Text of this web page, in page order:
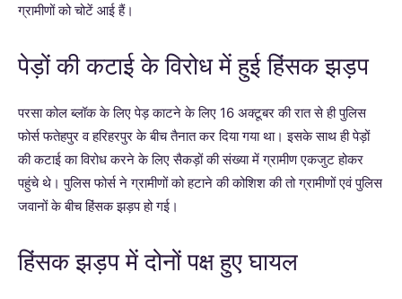
ग्रामीणों को चोटें आई हैं।
पेड़ों की कटाई के विरोध में हुई हिंसक झड़प
परसा कोल ब्लॉक के लिए पेड़ काटने के लिए 16 अक्टूबर की रात से ही पुलिस
फोर्स फतेहपुर व हरिहरपुर के बीच तैनात कर दिया गया था। इसके साथ ही पेड़ों
की कटाई का विरोध करने के लिए सैकड़ों की संख्या में ग्रामीण एकजुट होकर
पहुंचे थे। पुलिस फोर्स ने ग्रामीणों को हटाने की कोशिश की तो ग्रामीणों एवं पुलिस
जवानों के बीच हिंसक झड़प हो गई।
हिंसक झड़प में दोनों पक्ष हुए घायल